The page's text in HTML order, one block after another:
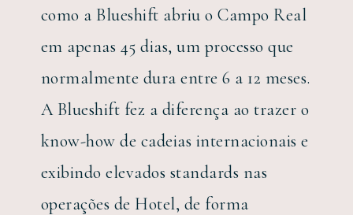
como a Blueshift abriu o Campo Real
em apenas 45 dias, um processo que
normalmente dura entre 6 a 12 meses.
A Blueshift fez a diferença ao trazer o
know-how de cadeias internacionais e
exibindo elevados standards nas
operações de Hotel, de forma